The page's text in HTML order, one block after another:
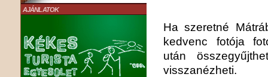
AJÁNLATOK
Ha szeretné
kedvenc fotója
után
visszanézheti.